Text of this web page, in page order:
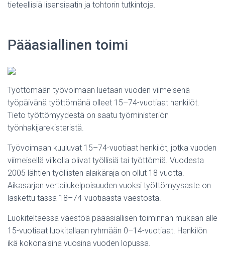
tieteellisiä lisensiaatin ja tohtorin tutkintoja.
Pääasiallinen toimi
Työttömään työvoimaan luetaan vuoden viimeisenä
työpäivänä työttömänä olleet 15–74-vuotiaat henkilöt.
Tieto työttömyydestä on saatu työministeriön
työnhakijarekisteristä.
Työvoimaan kuuluvat 15–74-vuotiaat henkilöt, jotka vuoden
viimeisellä viikolla olivat työllisiä tai työttömiä. Vuodesta
2005 lähtien työllisten alaikäraja on ollut 18 vuotta.
Aikasarjan vertailukelpoisuuden vuoksi työttömyysaste on
laskettu tässä 18–74-vuotiaasta väestöstä.
Luokiteltaessa väestöä pääasiallisen toiminnan mukaan alle
15-vuotiaat luokitellaan ryhmään 0–14-vuotiaat. Henkilön
ikä kokonaisina vuosina vuoden lopussa.